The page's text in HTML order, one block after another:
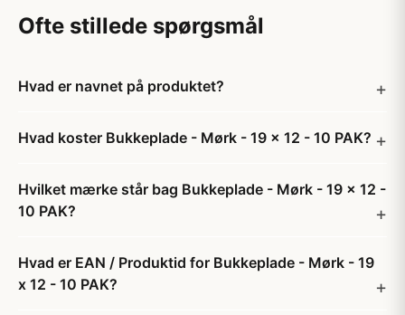
Ofte stillede spørgsmål
Hvad er navnet på produktet?
Hvad koster Bukkeplade - Mørk - 19 x 12 - 10 PAK?
Hvilket mærke står bag Bukkeplade - Mørk - 19 x 12 -
10 PAK?
Hvad er EAN / Produktid for Bukkeplade - Mørk - 19
x 12 - 10 PAK?